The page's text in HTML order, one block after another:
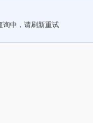
询中，请刷新重试